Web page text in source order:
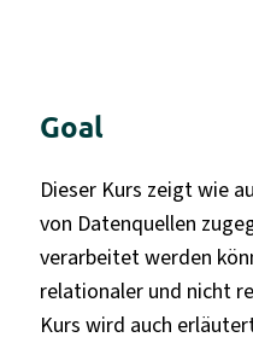
Goal
Dieser Kurs zeigt wie
von Datenquellen
verarbeitet werden
relationaler und nicht
Kurs wird auch